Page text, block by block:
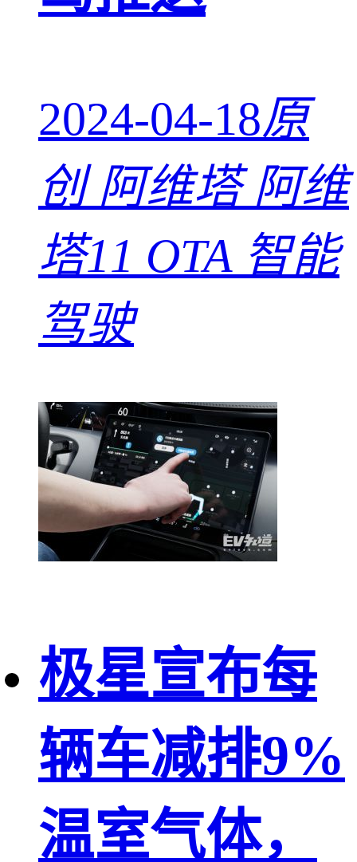
2024-04-18原
创 阿维塔 阿维
塔11 OTA 智能
驾驶
极星宣布每
辆车减排9%
温室气体，